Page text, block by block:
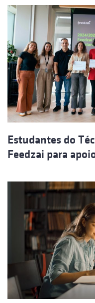
Estudantes do
Feedzai para